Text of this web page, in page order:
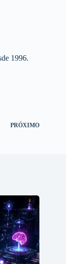
1996.
PRÓXIMO